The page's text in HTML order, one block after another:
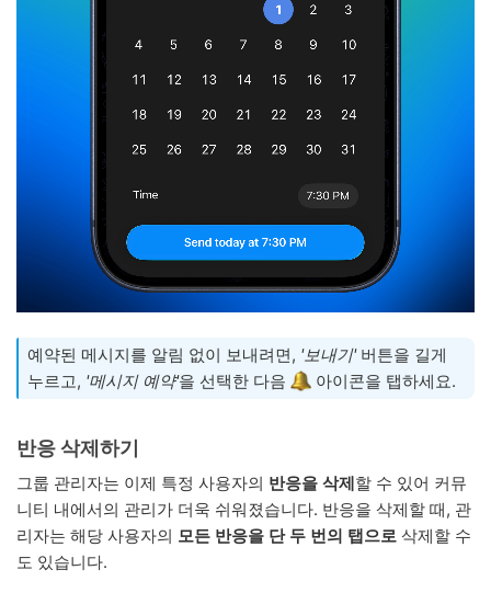
예약된 메시지를 알림 없이 보내려면, '보내기'버튼을 길게
누르고, '메시지 예약'을 선택한 다음 아이콘을 탭하세요.
반응 삭제하기
그룹 관리자는 이제 특정 사용자의 반응을 삭제할 수 있어 커뮤
니티 내에서의 관리가 더욱 쉬워졌습니다. 반응을 삭제할 때, 관
리자는 해당 사용자의 모든 반응을 단 두 번의 탭으로 삭제할 수
도 있습니다.